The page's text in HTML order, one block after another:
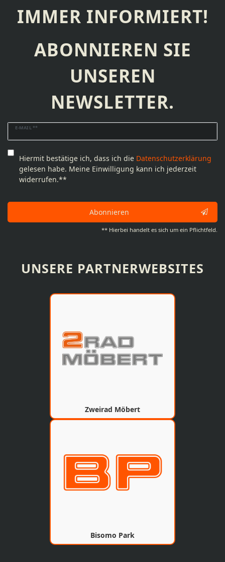
IMMER INFORMIERT!
ABONNIEREN SIE
UNSEREN
NEWSLETTER.
E-MAIL **
Newsletter
Honig
Hiermit bestätige ich, dass ich die Daten­schutz­erklärung
gelesen habe. Meine Einwilligung kann ich jederzeit
widerrufen.**
Abonnieren
** Hierbei handelt es sich um ein Pflichtfeld.
UNSERE PARTNERWEBSITES
Zweirad Möbert
Bisomo Park